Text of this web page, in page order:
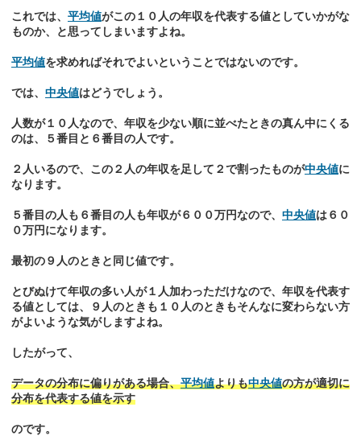
これでは、 平均値がこの１０人の年収を代表する値としていかがな
ものか、と思ってしまいますよね。
平均値を求めればそれでよいということではないのです。
では、 中央値はどうでしょう。
人数が１０人なので、年収を少ない順に並べたときの真ん中にくる
のは、５番目と６番目の人です。
２人いるので、この２人の年収を足して２で割ったものが中央値に
なります。
５番目の人も６番目の人も年収が６００万円なので、 中央値は６０
０万円になります。
最初の９人のときと同じ値です。
とびぬけて年収の多い人が１人加わっただけなので、年収を代表す
る値としては、９人のときも１０人のときもそんなに変わらない方
がよいような気がしますよね。
したがって、
データの分布に偏りがある場合、平均値よりも中央値の方が適切に
分布を代表する値を示す
のです。